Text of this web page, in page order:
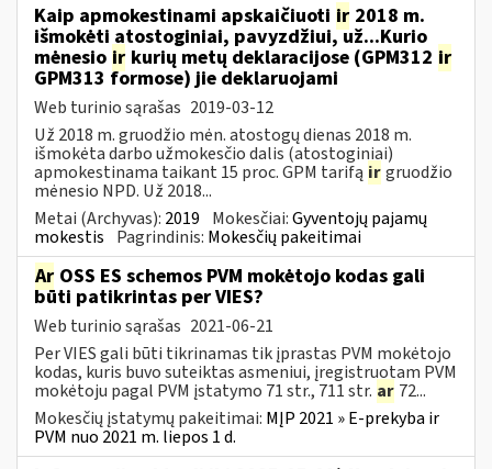
Kaip apmokestinami apskaičiuoti ir 2018 m.
išmokėti atostoginiai, pavyzdžiui, už...Kurio
mėnesio ir kurių metų deklaracijose (GPM312 ir
GPM313 formose) jie deklaruojami
Web turinio sąrašas 2019-03-12
Už 2018 m. gruodžio mėn. atostogų dienas 2018 m.
išmokėta darbo užmokesčio dalis (atostoginiai)
apmokestinama taikant 15 proc. GPM tarifą irgruodžio
mėnesio NPD. Už 2018...
Metai (Archyvas): 2019 Mokesčiai:Gyventojų pajamų
mokestis Pagrindinis: Mokesčių pakeitimai
Ar OSS ES schemos PVM mokėtojo kodas gali
būti patikrintas per VIES?
Web turinio sąrašas 2021-06-21
Per VIES gali būti tikrinamas tik įprastas PVM mokėtojo
kodas, kuris buvo suteiktas asmeniui, įregistruotam PVM
mokėtoju pagal PVM įstatymo 71 str., 711 str. ar 72...
Mokesčių įstatymų pakeitimai: MĮP 2021 » E-prekyba ir
PVM nuo 2021 m. liepos 1 d.